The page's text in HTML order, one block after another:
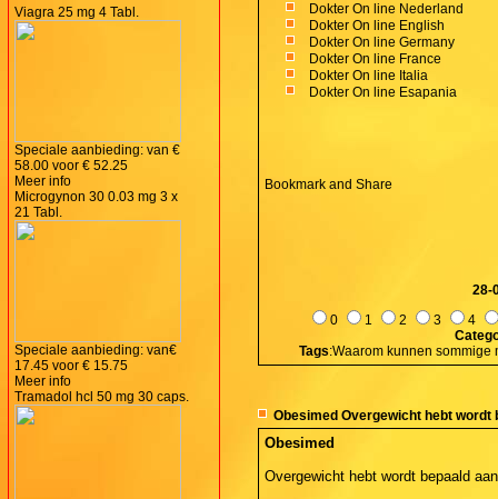
Viagra 25 mg 4 Tabl.
Speciale aanbieding: van €
58.00 voor € 52.25
Meer info
Microgynon 30 0.03 mg 3 x
21 Tabl.
Speciale aanbieding: van€
17.45 voor € 15.75
Meer info
Tramadol hcl 50 mg 30 caps.
Dokter On line Nederland
Dokter On line English
Dokter On line Germany
Dokter On line France
Dokter On line Italia
Dokter On line Esapania
28-
0
1 2 3
4
Tags:Waarom kunnen
Obesimed Overgewicht hebt wordt
Obesimed
Overgewicht hebt wordt bepaald